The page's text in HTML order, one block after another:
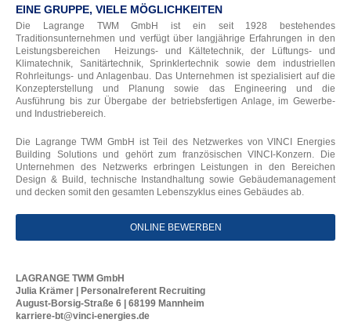
EINE GRUPPE, VIELE MÖGLICHKEITEN
Die Lagrange TWM GmbH ist ein seit 1928 bestehendes
Traditionsunternehmen und verfügt über langjährige Erfahrungen in den
Leistungsbereichen Heizungs- und Kältetechnik, der Lüftungs- und
Klimatechnik, Sanitärtechnik, Sprinklertechnik sowie dem industriellen
Rohrleitungs- und Anlagenbau. Das Unternehmen ist spezialisiert auf die
Konzepterstellung und Planung sowie das Engineering und die
Ausführung bis zur Übergabe der betriebsfertigen Anlage, im Gewerbe-
und Industriebereich.
Die Lagrange TWM GmbH ist Teil des Netzwerkes von VINCI Energies
Building Solutions und gehört zum französischen VINCI-Konzern. Die
Unternehmen des Netzwerks erbringen Leistungen in den Bereichen
Design & Build, technische Instandhaltung sowie Gebäudemanagement
und decken somit den gesamten Lebenszyklus eines Gebäudes ab.
ONLINE BEWERBEN
LAGRANGE TWM GmbH
Julia Krämer | Personalreferent Recruiting
August-Borsig-Straße 6 | 68199 Mannheim
karriere-bt@vinci-energies.de